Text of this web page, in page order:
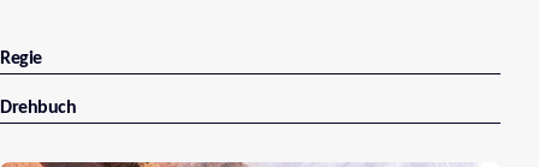
Regie
Drehbuch